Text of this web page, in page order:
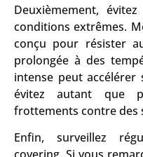
Deuxièmement,
conditions extrêmes.
conçu pour résister
prolongée à des
intense peut accélérer
évitez autant que
frottements contre des
Enfin, surveillez